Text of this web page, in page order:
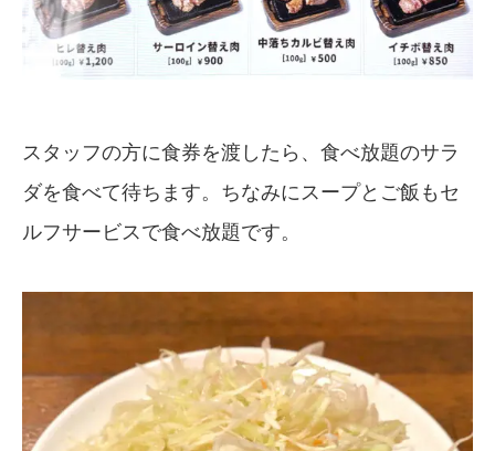
スタッフの方に食券を渡したら、食べ放題のサラ
ダを食べて待ちます。ちなみにスープとご飯もセ
ルフサービスで食べ放題です。